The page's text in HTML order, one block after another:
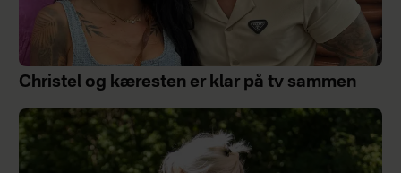
Christel og kæresten er klar på tv sammen